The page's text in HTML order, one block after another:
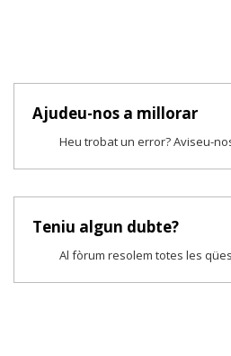
Ajudeu-nos a millorar
Heu trobat un error? Aviseu-
Teniu algun dubte?
Al fòrum resolem totes les